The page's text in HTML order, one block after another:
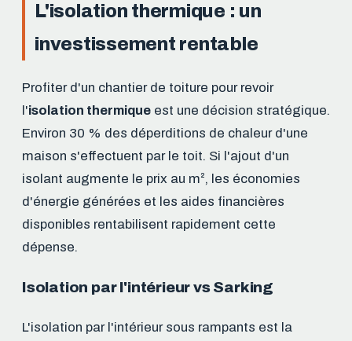
L'isolation thermique : un
investissement rentable
Profiter d'un chantier de toiture pour revoir
l'isolation thermique est une décision stratégique.
Environ 30 % des déperditions de chaleur d'une
maison s'effectuent par le toit. Si l'ajout d'un
isolant augmente le prix au m², les économies
d'énergie générées et les aides financières
disponibles rentabilisent rapidement cette
dépense.
Isolation par l'intérieur vs Sarking
L'isolation par l'intérieur sous rampants est la